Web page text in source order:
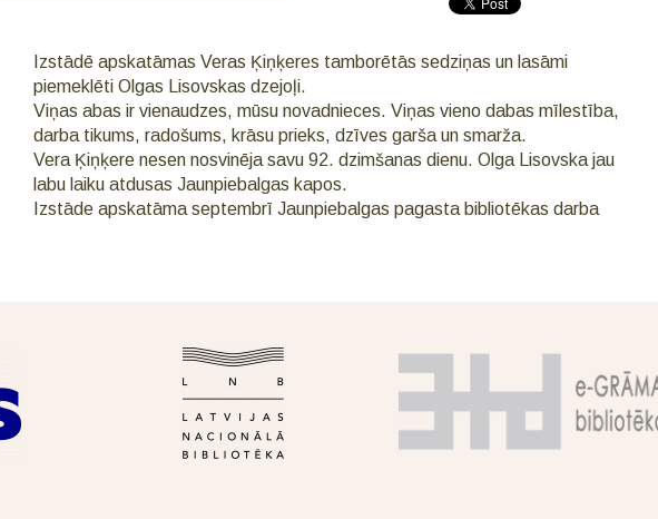
Izstādē apskatāmas Veras Ķiņķeres tamborētās sedziņas un lasāmi
piemeklēti Olgas Lisovskas dzejoļi.
Viņas abas ir vienaudzes, mūsu novadnieces. Viņas vieno dabas mīlestība,
darba tikums, radošums, krāsu prieks, dzīves garša un smarža.
Vera Ķiņķere nesen nosvinēja savu 92. dzimšanas dienu. Olga Lisovska jau
labu laiku atdusas Jaunpiebalgas kapos.
Izstāde apskatāma septembrī Jaunpiebalgas pagasta bibliotēkas darba